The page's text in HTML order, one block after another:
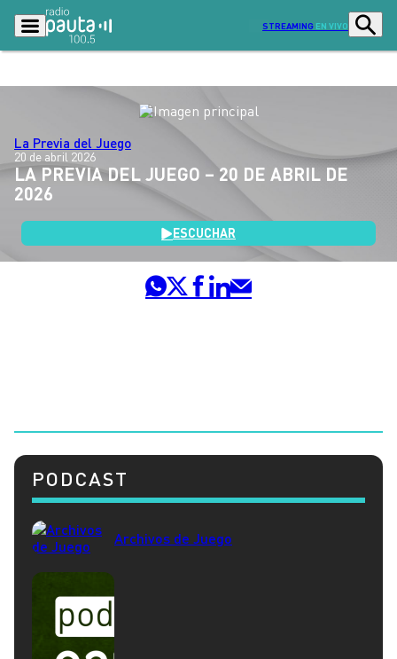
STREAMING EN VIVO
Lo Último Actualidad
Ciudad
Entretención y Cultura
La Previa del Juego
20 de abril 2026
LA PREVIA DEL JUEGO – 20 DE ABRIL DE
2026
ESCUCHAR
PODCAST
Archivos de Juego